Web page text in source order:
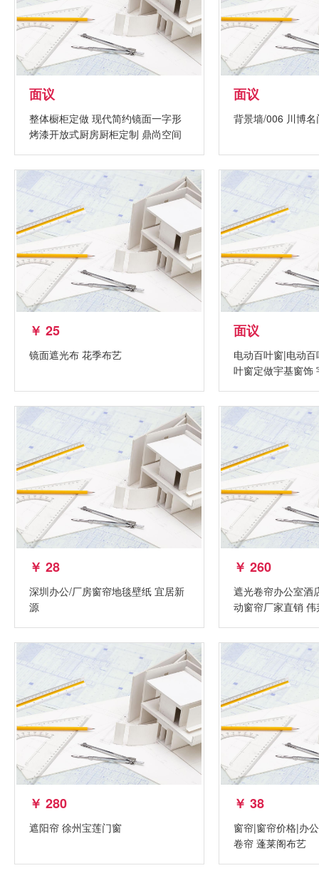
面议
整体橱柜定做 现代简约镜面一字形
烤漆开放式厨房厨柜定制 鼎尚空间
面议
背景墙/006 川博名
￥ 25
镜面遮光布 花季布艺
面议
电动百叶窗|电动
叶窗定做宇基窗饰
￥ 28
深圳办公/厂房窗帘地毯壁纸 宜居新
源
￥ 260
遮光卷帘办公室酒
动窗帘厂家直销 伟
￥ 280
遮阳帘 徐州宝莲门窗
￥ 38
窗帘|窗帘价格|办
卷帘 蓬莱阁布艺